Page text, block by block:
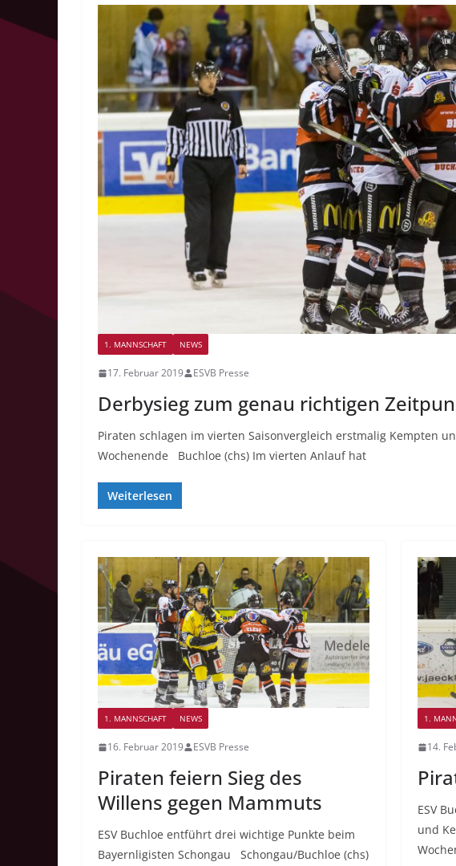
1. MANNSCHAFT NEWS
17. Februar 2019 ESVB Presse
Derbysieg zum genau richtigen
Piraten schlagen im vierten Saisonvergleich erstmalig Kempten
Wochenende Buchloe (chs) Im vierten Anlauf hat
Weiterlesen
1. MANNSCHAFT NEWS
16. Februar 2019 ESVB Presse
Piraten feiern Sieg des
Willens gegen Mammuts
ESV Buchloe entführt drei wichtige Punkte beim
Bayernligisten Schongau Schongau/Buchloe (chs)
1.
14.
ESV
und